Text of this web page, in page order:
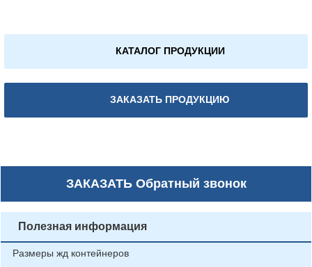
КАТАЛОГ ПРОДУКЦИИ
ЗАКАЗАТЬ ПРОДУКЦИЮ
ЗАКАЗАТЬОбратный звонок
Полезная информация
Размеры жд контейнеров